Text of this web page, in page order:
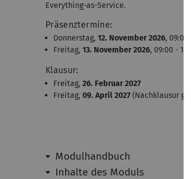
Everything-as-Service.
Präsenztermine:
Donnerstag, 12. November 2026, 09:00
Freitag, 13. November 2026, 09:00 -
Klausur:
Freitag, 26. Februar 2027
Freitag, 09. April 2027 (Nachklausur
Modulhandbuch
Inhalte des Moduls